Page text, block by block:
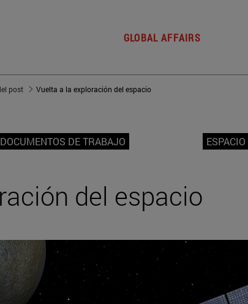
GLOBAL AFFAIRS
post Vuelta a la exploración del espacio
DOCUMENTOS DE TRABAJO
ESPACIO
del espacio